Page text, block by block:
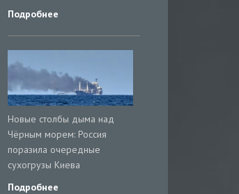
Подробнее
Новые столбы дыма над
Чёрным морем: Россия
поразила очередные
сухогрузы Киева
Подробнее